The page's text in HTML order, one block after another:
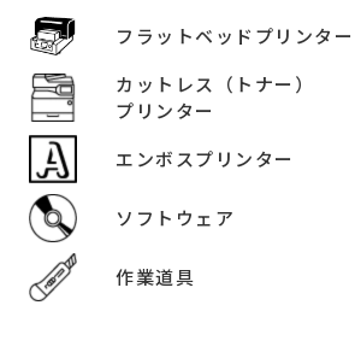
フラットベッドプリンター
カットレス（トナー）
プリンター
エンボスプリンター
ソフトウェア
作業道具